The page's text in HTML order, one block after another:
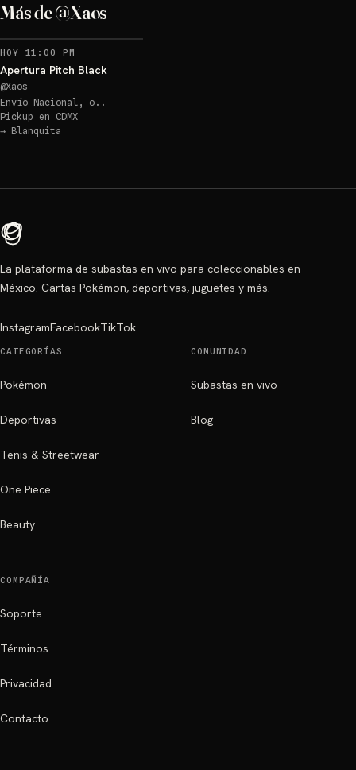
Más de @Xaos
HOY 11:00 PM
Apertura Pitch Black
@Xaos
Envío Nacional, o..
Pickup en CDMX
→ Blanquita
La plataforma de subastas en vivo para coleccionables en
México. Cartas Pokémon, deportivas, juguetes y más.
InstagramFacebookTikTok
CATEGORÍAS
Pokémon
Deportivas
Tenis & Streetwear
One Piece
Beauty
COMUNIDAD
Subastas en vivo
Blog
COMPAÑÍA
Soporte
Términos
Privacidad
Contacto